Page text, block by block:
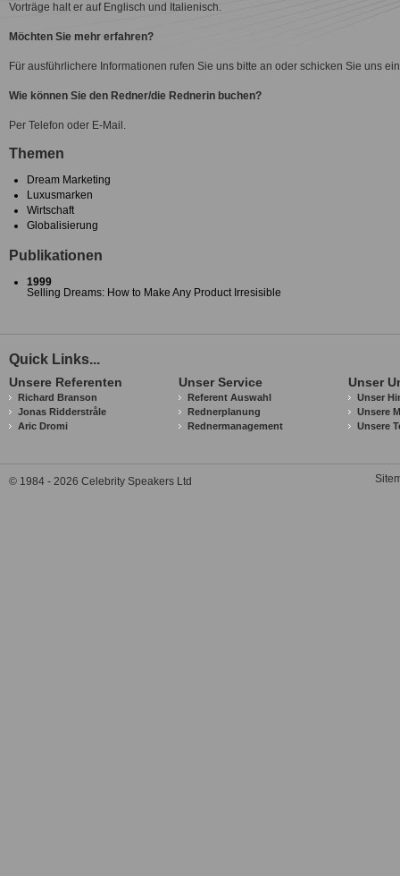
Vorträge halt er auf Englisch und Italienisch.
Möchten Sie mehr erfahren?
Für ausführlichere Informationen rufen Sie uns bitte an oder schicken Sie uns
Wie können Sie den Redner/die Rednerin buchen?
Per Telefon oder E-Mail.
Themen
Dream Marketing
Luxusmarken
Wirtschaft
Globalisierung
Publikationen
1999
Selling Dreams: How to Make Any Product Irresisible
Quick Links...
Unsere Referenten
Richard Branson
Jonas Ridderstråle
Aric Dromi
Unser Service
Referent Auswahl
Rednerplanung
Rednermanagement
Unser
Unser
Unsere
Unsere
© 1984 - 2026 Celebrity Speakers Ltd